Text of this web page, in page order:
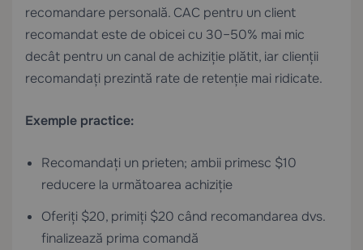
recomandare personală. CAC pentru un client
recomandat este de obicei cu 30–50% mai mic
decât pentru un canal de achiziție plătit, iar clienții
recomandați prezintă rate de retenție mai ridicate.
Exemple practice:
Recomandați un prieten; ambii primesc $10
reducere la următoarea achiziție
Oferiți $20, primiți $20 când recomandarea dvs.
finalizează prima comandă